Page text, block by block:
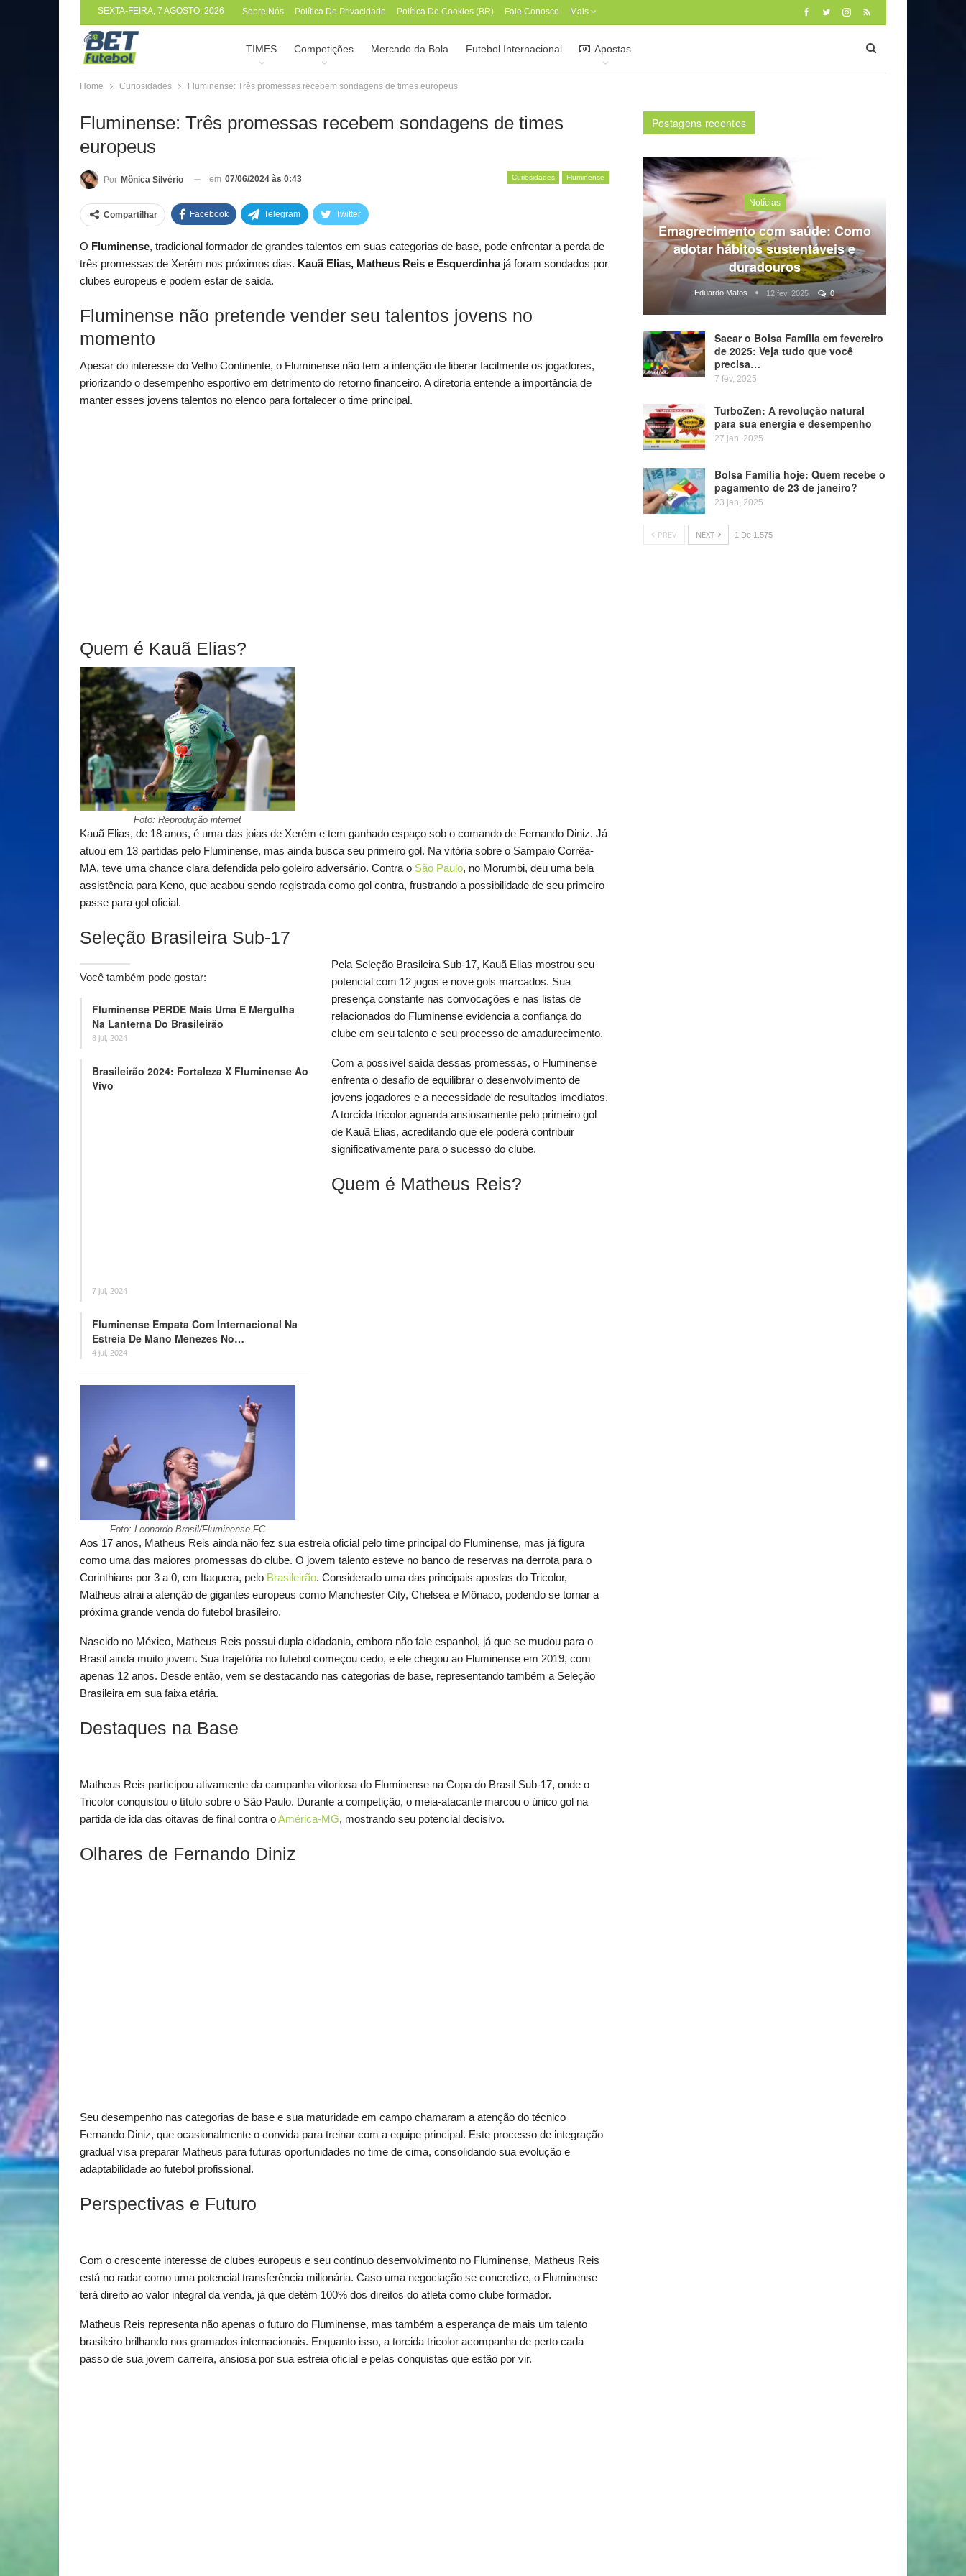
SEXTA-FEIRA, 7 AGOSTO, 2026 Sobre Nós Política De Privacidade Política De Cookies (BR) Fale Conosco Mais
TIMES Competições Mercado da Bola Futebol Internacional Apostas
Home Curiosidades Fluminense: Três promessas recebem sondagens de times europeus
Fluminense: Três promessas recebem sondagens de times
europeus
Curiosidades Fluminense
Por Mônica Silvério em 07/06/2024 às 0:43
Compartilhar Facebook Telegram Twitter
O Fluminense, tradicional formador de grandes talentos em suas categorias de base, pode enfrentar a perda de
três promessas de Xerém nos próximos dias. Kauã Elias, Matheus Reis e Esquerdinhajá foram sondados por
clubes europeus e podem estar de saída.
Fluminense não pretende vender seu talentos jovens no
momento
Apesar do interesse do Velho Continente, o Fluminense não tem a intenção de liberar facilmente os jogadores,
priorizando o desempenho esportivo em detrimento do retorno financeiro. A diretoria entende a importância de
manter esses jovens talentos no elenco para fortalecer o time principal.
Quem é Kauã Elias?
Foto: Reprodução internet
Kauã Elias, de 18 anos, é uma das joias de Xerém e tem ganhado espaço sob o comando de Fernando Diniz. Já
atuou em 13 partidas pelo Fluminense, mas ainda busca seu primeiro gol. Na vitória sobre o Sampaio Corrêa-
MA, teve uma chance clara defendida pelo goleiro adversário. Contra o São Paulo, no Morumbi, deu uma bela
assistência para Keno, que acabou sendo registrada como gol contra, frustrando a possibilidade de seu primeiro
passe para gol oficial.
Seleção Brasileira Sub-17
Você também pode gostar:
Fluminense PERDE Mais Uma E Mergulha
Na Lanterna Do Brasileirão
8 jul, 2024
Brasileirão 2024: Fortaleza X Fluminense Ao
Vivo
7 jul, 2024
Fluminense Empata Com Internacional Na
Estreia De Mano Menezes No…
4 jul, 2024
Pela Seleção Brasileira Sub-17, Kauã Elias mostrou seu
potencial com 12 jogos e nove gols marcados. Sua
presença constante nas convocações e nas listas de
relacionados do Fluminense evidencia a confiança do
clube em seu talento e seu processo de amadurecimento.
Com a possível saída dessas promessas, o Fluminense
enfrenta o desafio de equilibrar o desenvolvimento de
jovens jogadores e a necessidade de resultados imediatos.
A torcida tricolor aguarda ansiosamente pelo primeiro gol
de Kauã Elias, acreditando que ele poderá contribuir
significativamente para o sucesso do clube.
Quem é Matheus Reis?
Foto: Leonardo Brasil/Fluminense FC
Aos 17 anos, Matheus Reis ainda não fez sua estreia oficial pelo time principal do Fluminense, mas já figura
como uma das maiores promessas do clube. O jovem talento esteve no banco de reservas na derrota para o
Corinthians por 3 a 0, em Itaquera, pelo Brasileirão. Considerado uma das principais apostas do Tricolor,
Matheus atrai a atenção de gigantes europeus como Manchester City, Chelsea e Mônaco, podendo se tornar a
próxima grande venda do futebol brasileiro.
Nascido no México, Matheus Reis possui dupla cidadania, embora não fale espanhol, já que se mudou para o
Brasil ainda muito jovem. Sua trajetória no futebol começou cedo, e ele chegou ao Fluminense em 2019, com
apenas 12 anos. Desde então, vem se destacando nas categorias de base, representando também a Seleção
Brasileira em sua faixa etária.
Destaques na Base
Matheus Reis participou ativamente da campanha vitoriosa do Fluminense na Copa do Brasil Sub-17, onde o
Tricolor conquistou o título sobre o São Paulo. Durante a competição, o meia-atacante marcou o único gol na
partida de ida das oitavas de final contra oAmérica-MG, mostrando seu potencial decisivo.
Olhares de Fernando Diniz
Seu desempenho nas categorias de base e sua maturidade em campo chamaram a atenção do técnico
Fernando Diniz, que ocasionalmente o convida para treinar com a equipe principal. Este processo de integração
gradual visa preparar Matheus para futuras oportunidades no time de cima, consolidando sua evolução e
adaptabilidade ao futebol profissional.
Perspectivas e Futuro
Com o crescente interesse de clubes europeus e seu contínuo desenvolvimento no Fluminense, Matheus Reis
está no radar como uma potencial transferência milionária. Caso uma negociação se concretize, o Fluminense
terá direito ao valor integral da venda, já que detém 100% dos direitos do atleta como clube formador.
Matheus Reis representa não apenas o futuro do Fluminense, mas também a esperança de mais um talento
brasileiro brilhando nos gramados internacionais. Enquanto isso, a torcida tricolor acompanha de perto cada
passo de sua jovem carreira, ansiosa por sua estreia oficial e pelas conquistas que estão por vir.
Postagens recentes
Notícias
Emagrecimento com saúde: Como
adotar hábitos sustentáveis e
duradouros
Eduardo Matos 12 fev, 2025 0
Sacar o Bolsa Família em fevereiro
de 2025: Veja tudo que você
precisa…
7 fev, 2025
TurboZen: A revolução natural
para sua energia e desempenho
27 jan, 2025
Bolsa Família hoje: Quem recebe o
pagamento de 23 de janeiro?
23 jan, 2025
PREV NEXT 1 De 1.575